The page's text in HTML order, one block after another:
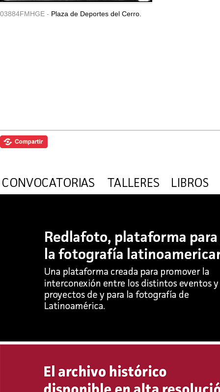
03884FMHGE - Plaza de Deportes del Cerro.